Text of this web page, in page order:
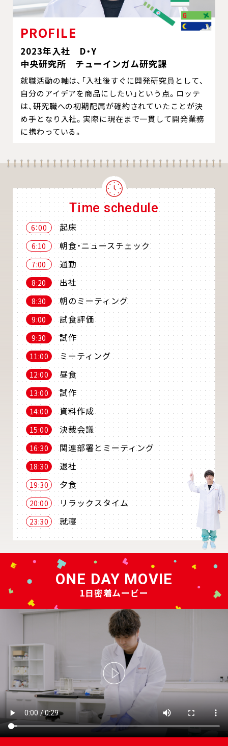
PROFILE
2023年入社 D・Y
中央研究所 チューインガム研究課
就職活動の軸は、「入社後すぐに開発研究員として、
自分のアイデアを商品にしたい」という点。ロッテ
は、研究職への初期配属が確約されていたことが決
め手となり入社。実際に現在まで一貫して開発業務
に携わっている。
Time schedule
6：00 起床
6:10 朝食・ニュースチェック
7:00 通勤
8:20 出社
8:30 朝のミーティング
9:00 試食評価
9:30 試作
11:00 ミーティング
12:00 昼食
13:00 試作
14:00 資料作成
15:00 決裁会議
16:30 関連部署とミーティング
18:30 退社
19:30 夕食
20:00 リラックスタイム
23:30 就寝
ONE DAY MOVIE
1日密着ムービー